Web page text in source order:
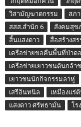
วิสามัญฆาตกรรม
สภ
สสส.สำนัก 6
สังคมสุข
สิ้นแสงดาว
สื่อสร้างสร
เครือข่ายขอคืนพื้นที่ป่าด
เครือข่ายเยาวชนต้นกล้า
เยาวชนนักกิจกรรมลาหู่
เสรีอินทนิล
เหมืองแร่
แสงดาว ศรัทธามั่น
โร